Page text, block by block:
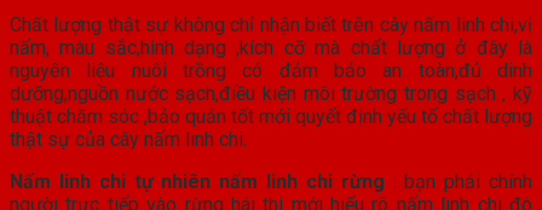
Chất lượng thật sự không chỉ nhận biết trên cây nấm linh chi,vị
nấm, màu sắc,hình dạng ,kích cỡ mà chất lượng ở đây là
nguyên liệu nuôi trồng có đảm bảo an toàn,đủ dinh
dưỡng,nguồn nước sạch,điều kiện môi trường trong sạch , kỹ
thuật chăm sóc ,bảo quản tốt mới quyết định yếu tố chất lượng
thật sự của cây nấm linh chi.
Nấm linh chi tự nhiên nấm linh chi rừng : bạn phải chính
người trực tiếp vào rừng hái thì mới hiểu rõ nấm linh chi đó